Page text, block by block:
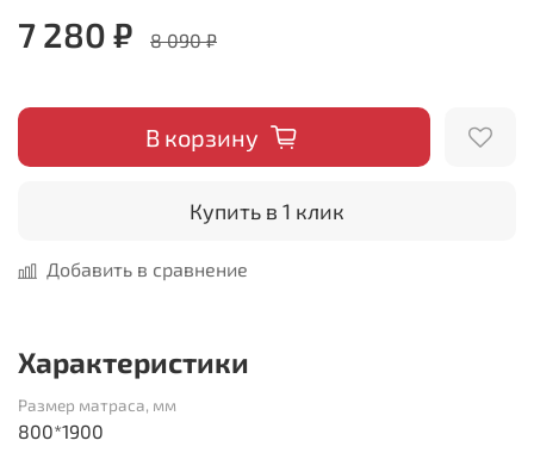
7 280 ₽ 8 090 ₽
В корзину
Купить в 1 клик
Добавить в сравнение
Характеристики
Размер матраса, мм
800*1900